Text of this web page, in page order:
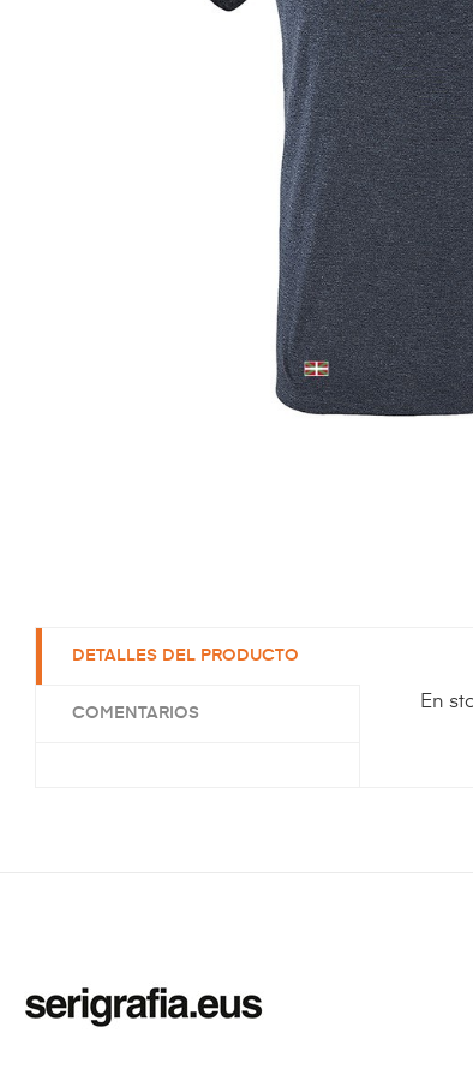
DETALLES DEL PRODUCTO
COMENTARIOS
En